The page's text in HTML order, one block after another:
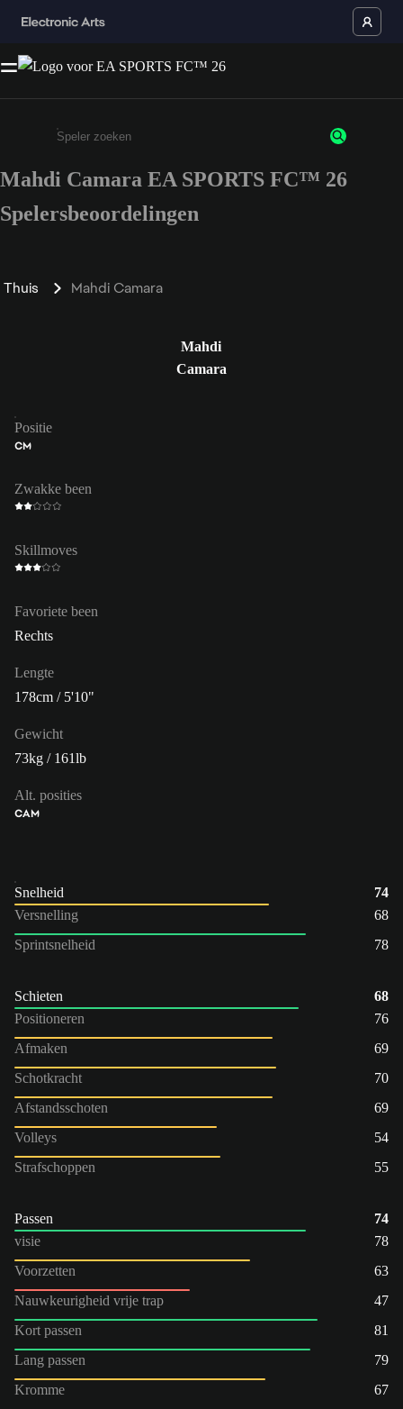
Enter a minimum of 3 characters or numbers
Mahdi Camara EA SPORTS FC™ 26
Spelersbeoordelingen
Thuis Mahdi Camara
Mahdi
Camara
Positie
CM
Zwakke been
Skillmoves
Favoriete been
Rechts
Lengte
178cm / 5'10"
Gewicht
73kg / 161lb
Alt. posities
CAM
Snelheid
74
Versnelling
68
Sprintsnelheid
78
Schieten
68
Positioneren
76
Afmaken
69
Schotkracht
70
Afstandsschoten
69
Volleys
54
Strafschoppen
55
Passen
74
visie
78
Voorzetten
63
Nauwkeurigheid vrije trap
47
Kort passen
81
Lang passen
79
Kromme
67